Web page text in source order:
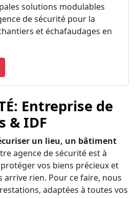
solutions modulables
de sécurité pour la
et échafaudages en
Entreprise de
& IDF
un lieu, un bâtiment
agence de sécurité est à
vos biens précieux et
arrive rien. Pour ce faire, nous
adaptées à toutes vos